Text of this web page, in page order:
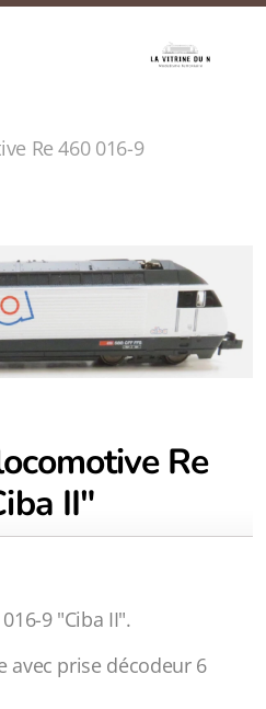
Re 460 016-9
Re
II"
9 "Ciba II".
avec prise décodeur 6